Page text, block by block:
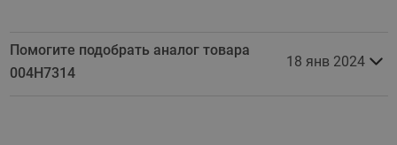
Помогите подобрать аналог товара
004H7314
18 янв 2024